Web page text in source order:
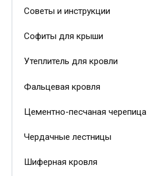
Советы и инструкции
Софиты для крыши
Утеплитель для кровли
Фальцевая кровля
Цементно-песчаная черепица
Чердачные лестницы
Шиферная кровля